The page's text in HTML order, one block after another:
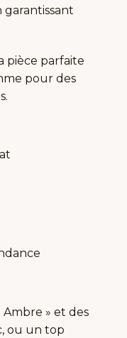
pièce parfaite
pour des
Ambre » et des
ou un top